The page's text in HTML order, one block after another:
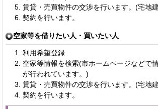
賃貸・売買物件の交渉を行います。(宅地
契約を行います。
空家等を借りたい人・買いたい人
利用希望登録
空家等情報を検索(市ホームページなどで
が行われています。)
賃貸・売買物件の交渉を行います。(宅地
契約を行います。